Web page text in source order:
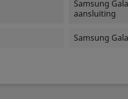
Samsung
aansluiting
Samsung